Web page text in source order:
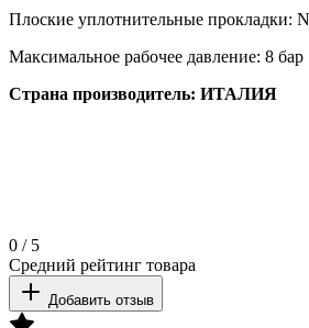
Плоские уплотнительные прокладки:
Максимальное рабочее давление: 8 бар
Страна производитель: ИТАЛИЯ
0 / 5
Средний рейтинг товара
Добавить отзыв